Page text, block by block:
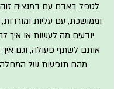
לטפל באדם עם דמנציה
וממושכת, עם עליות
יודעים מה לעשות או איך
אותם לשתף פעולה, וגם
מהם תופעות של המחלה